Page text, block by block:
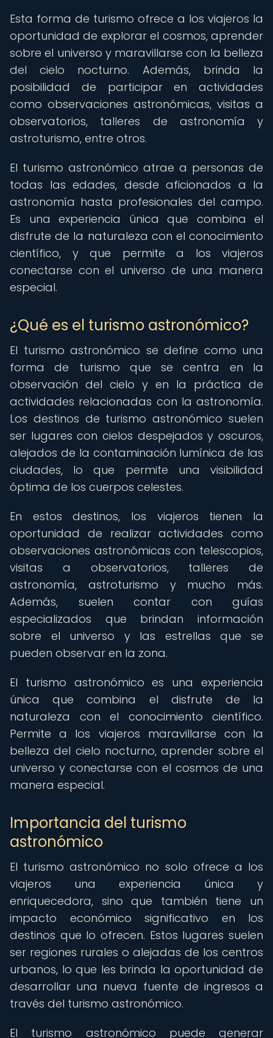
Esta forma de turismo ofrece a los viajeros la
oportunidad de explorar el cosmos, aprender
sobre el universo y maravillarse con la belleza
del cielo nocturno. Además, brinda la
posibilidad de participar en actividades
como observaciones astronómicas, visitas a
observatorios, talleres de astronomía y
astroturismo, entre otros.
El turismo astronómico atrae a personas de
todas las edades, desde aficionados a la
astronomía hasta profesionales del campo.
Es una experiencia única que combina el
disfrute de la naturaleza con el conocimiento
científico, y que permite a los viajeros
conectarse con el universo de una manera
especial.
¿Qué es el turismo astronómico?
El turismo astronómico se define como una
forma de turismo que se centra en la
observación del cielo y en la práctica de
actividades relacionadas con la astronomía.
Los destinos de turismo astronómico suelen
ser lugares con cielos despejados y oscuros,
alejados de la contaminación lumínica de las
ciudades, lo que permite una visibilidad
óptima de los cuerpos celestes.
En estos destinos, los viajeros tienen la
oportunidad de realizar actividades como
observaciones astronómicas con telescopios,
visitas a observatorios, talleres de
astronomía, astroturismo y mucho más.
Además, suelen contar con guías
especializados que brindan información
sobre el universo y las estrellas que se
pueden observar en la zona.
El turismo astronómico es una experiencia
única que combina el disfrute de la
naturaleza con el conocimiento científico.
Permite a los viajeros maravillarse con la
belleza del cielo nocturno, aprender sobre el
universo y conectarse con el cosmos de una
manera especial.
Importancia del turismo
astronómico
El turismo astronómico no solo ofrece a los
viajeros una experiencia única y
enriquecedora, sino que también tiene un
impacto económico significativo en los
destinos que lo ofrecen. Estos lugares suelen
ser regiones rurales o alejadas de los centros
urbanos, lo que les brinda la oportunidad de
desarrollar una nueva fuente de ingresos a
través del turismo astronómico.
El turismo astronómico puede generar